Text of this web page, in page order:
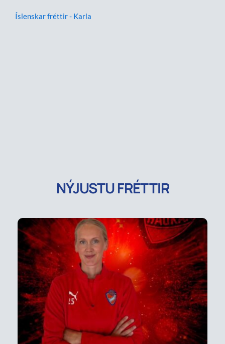
Íslenskar fréttir - Karla
NÝJUSTU FRÉTTIR